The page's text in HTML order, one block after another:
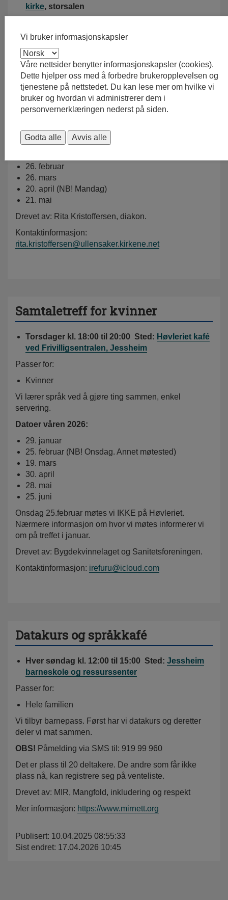
kirke, storsalen
Hele familien
Alle nivåer
Barn, unge og voksne
Flerkulturell møteplass for mennesker i alle aldre. Det
er ulikt program fra gang til gang, men fokuset er på å
snakke norsk sammen og bli kjent med nye
mennesker. Redd barna har et eget opplegg for
Datoer våren 2026:
26. februar
26. mars
20. april (NB! Mandag)
21. mai
Drevet av: Rita Kristoffersen, diakon.
Kontaktinformasjon:
rita.kristoffersen@ullensaker.kirkene.net
Samtaletreff for kvinner
Torsdager kl. 18:00 til 20:00 Sted: Høvleriet kafé
ved Frivilligsentralen, Jessheim
Passer for:
Kvinner
Vi lærer språk ved å gjøre ting sammen, enkel
servering.
Datoer våren 2026:
29. januar
25. februar (NB! Onsdag. Annet møtested)
19. mars
30. april
28. mai
25. juni
Onsdag 25.februar møtes vi IKKE på Høvleriet.
Nærmere informasjon om hvor vi møtes informerer vi
om på treffet i januar.
Drevet av: Bygdekvinnelaget og Sanitetsforeningen.
Kontaktinformasjon: irefuru@icloud.com
Datakurs og språkkafé
Hver søndag kl. 12:00 til 15:00 Sted: Jessheim
barneskole og ressurssenter
Passer for:
Hele familien
Vi tilbyr barnepass. Først har vi datakurs og deretter
deler vi mat sammen.
OBS! Påmelding via SMS til: 919 99 960
Det er plass til 20 deltakere. De andre som får ikke
plass nå, kan registrere seg på venteliste.
Drevet av: MIR, Mangfold, inkludering og respekt
Mer informasjon: https://www.mirnett.org
Publisert: 10.04.2025 08:55:33
Sist endret: 17.04.2026 10:45
Vi bruker informasjonskapsler
Våre nettsider benytter informasjonskapsler (cookies).
Dette hjelper oss med å forbedre brukeropplevelsen og
tjenestene på nettstedet. Du kan lese mer om hvilke vi
bruker og hvordan vi administrerer dem i
personvernerklæringen nederst på siden.
Godta alle Avvis alle